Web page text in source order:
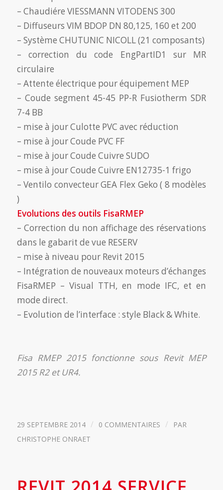
– Chaudiére VIESSMANN VITODENS 300
– Diffuseurs VIM BDOP DN 80,125, 160 et 200
– Système CHUTUNIC NICOLL (21 composants)
– correction du code EngPartID1 sur MR
circulaire
– Attente électrique pour équipement MEP
– Coude segment 45-45 PP-R Fusiotherm SDR
7-4 BB
– mise à jour Culotte PVC avec réduction
– mise à jour Coude PVC FF
– mise à jour Coude Cuivre SUDO
– mise à jour Coude Cuivre EN12735-1 frigo
– Ventilo convecteur GEA Flex Geko ( 8 modèles
)
Evolutions des outils FisaRMEP
– Correction du non affichage des réservations
dans le gabarit de vue RESERV
– mise à niveau pour Revit 2015
– Intégration de nouveaux moteurs d’échanges
FisaRMEP – Visual TTH, en mode IFC, et en
mode direct.
– Evolution de l’interface : style Black & White.
Fisa RMEP 2015 fonctionne sous Revit MEP
2015 R2 et UR4.
29 SEPTEMBRE 2014 / 0 COMMENTAIRES /
PAR
CHRISTOPHE ONRAET